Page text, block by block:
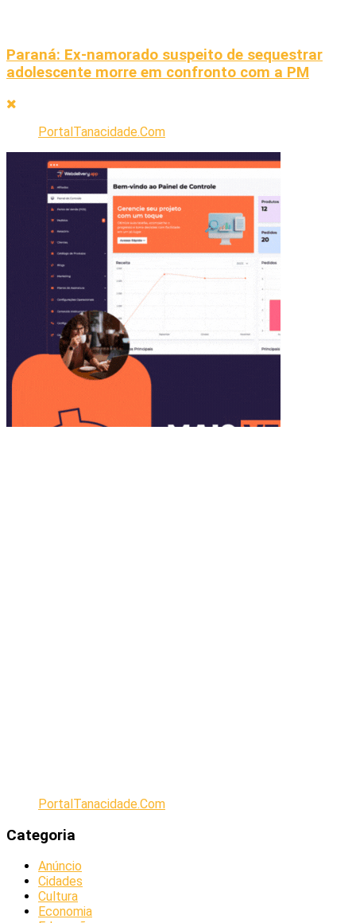
Paraná: Ex-namorado suspeito de sequestrar
adolescente morre em confronto com a PM
PortalTanacidade.Com
PortalTanacidade.Com
Categoria
Anúncio
Cidades
Cultura
Economia